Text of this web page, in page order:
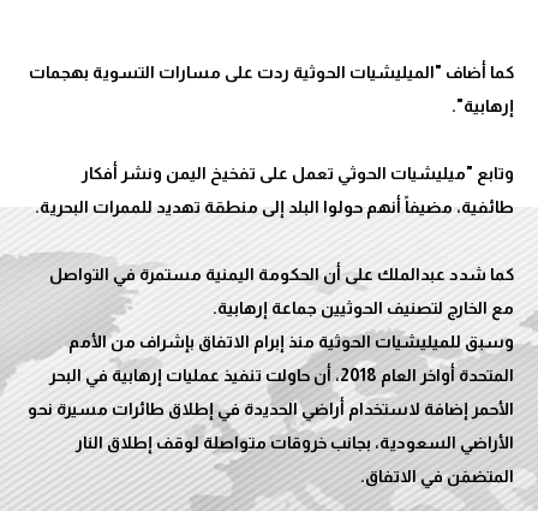
كما أضاف "الميليشيات الحوثية ردت على مسارات التسوية بهجمات
وتابع "ميليشيات الحوثي تعمل على تفخيخ اليمن ونشر أفكار
كما شدد عبدالملك على أن الحكومة اليمنية مستمرة في التواصل
وسبق للميليشيات الحوثية منذ إبرام الاتفاق بإشراف من الأمم
المتحدة أواخر العام 2018، أن حاولت تنفيذ عمليات إرهابية في البحر
الأحمر إضافة لاستخدام أراضي الحديدة في إطلاق طائرات مسيرة نحو
الأراضي السعودية، بجانب خروقات متواصلة لوقف إطلاق النار